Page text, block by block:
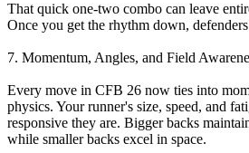
That quick one-two combo can leave
Once you get the rhythm down,
7. Momentum, Angles, and Field
Every move in CFB 26 now ties into
physics. Your runner's size, speed, and
responsive they are. Bigger backs
while smaller backs excel in space.